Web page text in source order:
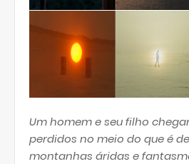
Um homem e seu filho
perdidos no meio do que é
montanhas áridas e